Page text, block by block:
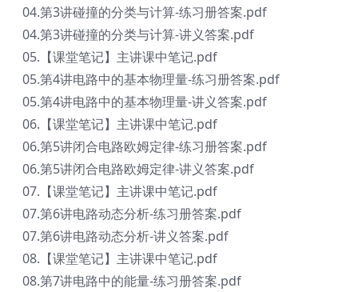
04.第3讲碰撞的分类与计算-练习册答案.pdf
04.第3讲碰撞的分类与计算-讲义答案.pdf
05.【课堂笔记】主讲课中笔记.pdf
05.第4讲电路中的基本物理量-练习册答案.pdf
05.第4讲电路中的基本物理量-讲义答案.pdf
06.【课堂笔记】主讲课中笔记.pdf
06.第5讲闭合电路欧姆定律-练习册答案.pdf
06.第5讲闭合电路欧姆定律-讲义答案.pdf
07.【课堂笔记】主讲课中笔记.pdf
07.第6讲电路动态分析-练习册答案.pdf
07.第6讲电路动态分析-讲义答案.pdf
08.【课堂笔记】主讲课中笔记.pdf
08.第7讲电路中的能量-练习册答案.pdf